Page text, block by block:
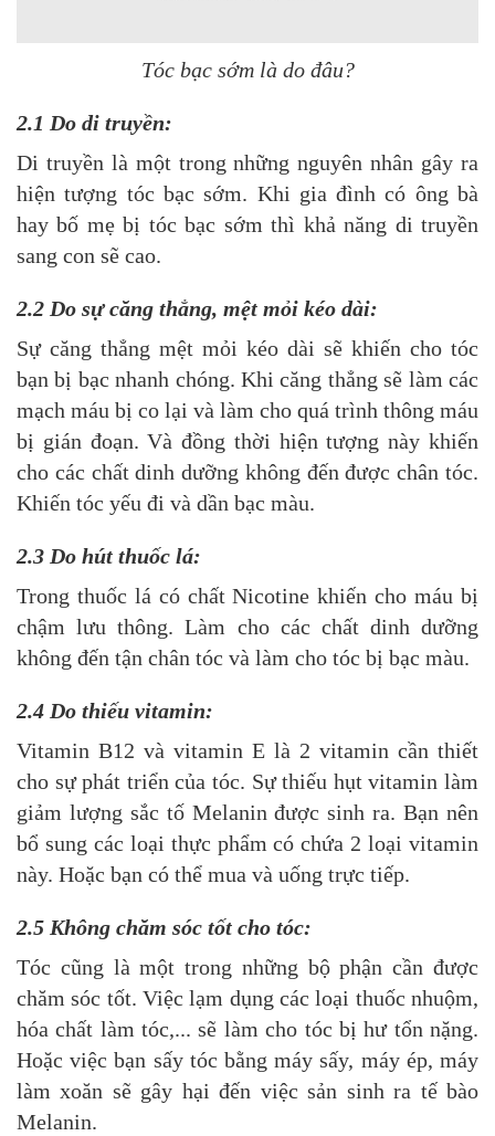
Tóc bạc sớm là do đâu?
2.1 Do di truyền:
Di truyền là một trong những nguyên nhân gây ra
hiện tượng tóc bạc sớm. Khi gia đình có ông bà
hay bố mẹ bị tóc bạc sớm thì khả năng di truyền
sang con sẽ cao.
2.2 Do sự căng thẳng, mệt mỏi kéo dài:
Sự căng thẳng mệt mỏi kéo dài sẽ khiến cho tóc
bạn bị bạc nhanh chóng. Khi căng thẳng sẽ làm các
mạch máu bị co lại và làm cho quá trình thông máu
bị gián đoạn. Và đồng thời hiện tượng này khiến
cho các chất dinh dưỡng không đến được chân tóc.
Khiến tóc yếu đi và dần bạc màu.
2.3 Do hút thuốc lá:
Trong thuốc lá có chất Nicotine khiến cho máu bị
chậm lưu thông. Làm cho các chất dinh dưỡng
không đến tận chân tóc và làm cho tóc bị bạc màu.
2.4 Do thiếu vitamin:
Vitamin B12 và vitamin E là 2 vitamin cần thiết
cho sự phát triển của tóc. Sự thiếu hụt vitamin làm
giảm lượng sắc tố Melanin được sinh ra. Bạn nên
bổ sung các loại thực phẩm có chứa 2 loại vitamin
này. Hoặc bạn có thể mua và uống trực tiếp.
2.5 Không chăm sóc tốt cho tóc:
Tóc cũng là một trong những bộ phận cần được
chăm sóc tốt. Việc lạm dụng các loại thuốc nhuộm,
hóa chất làm tóc,... sẽ làm cho tóc bị hư tổn nặng.
Hoặc việc bạn sấy tóc bằng máy sấy, máy ép, máy
làm xoăn sẽ gây hại đến việc sản sinh ra tế bào
Melanin.